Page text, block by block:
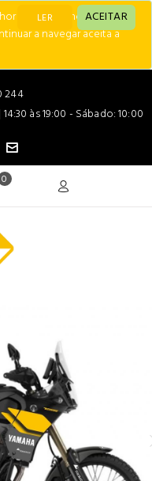
desempenho e
a navegar aceita a
LER ACEITAR
244
às 19:00 - Sábado: 10:00
0